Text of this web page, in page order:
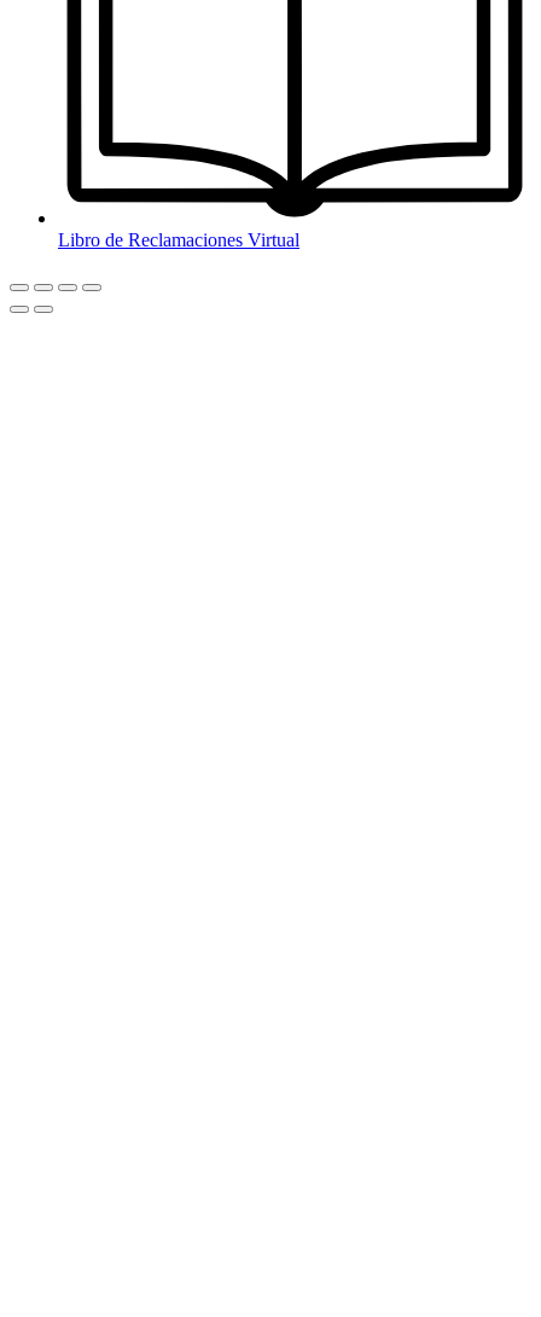
Libro de Reclamaciones Virtual